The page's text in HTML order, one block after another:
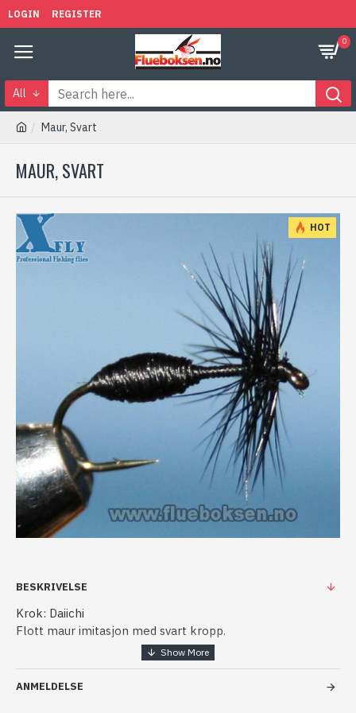
LOGIN REGISTER
0
All
Maur, Svart
MAUR, SVART
HOT
BESKRIVELSE
Krok: Daiichi
Flott maur imitasjon med svart kropp.
I områder hvor det finens maur er maur imitasjoner alltid
en sikker flue.
ANMELDELSE